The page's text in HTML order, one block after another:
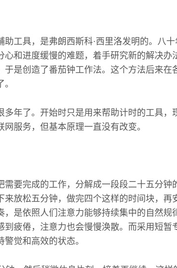
助工具，是弗朗西斯科·西里洛发明的。八
心和进度缓慢的难题，着手研究新的解决办
于是创造了番茄钟工作法。这个方法后来在
多年了。开始时只是用来帮助计时的工具，
服务，但基本原理一直没有改变。
需要完成的工作，分解成一段段二十五分钟
来放松五分钟，做完四个这样的时间块，再
，是依照人们注意力能够持续集中的自然规
到疲倦，注意力也会慢慢涣散。而采用短暂
觉和高效的状态。